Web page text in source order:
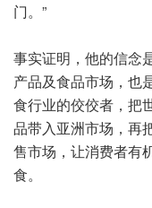
门。”
事实证明，他的信念
产品及食品市场，也
食行业的佼佼者，把
品带入亚洲市场，再
售市场，让消费者有
食。